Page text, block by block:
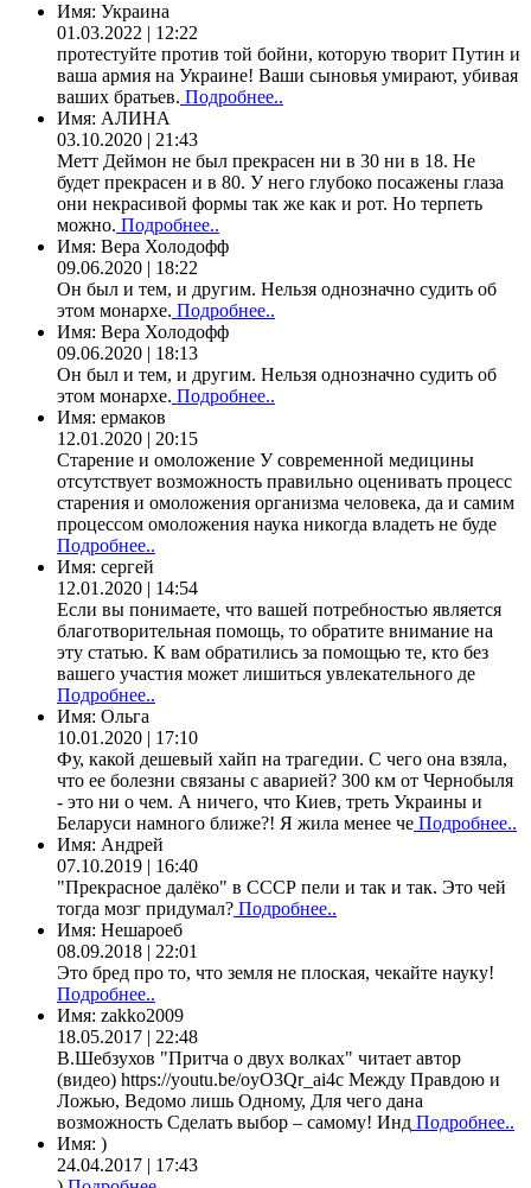
Имя: Украина
01.03.2022 | 12:22
протестуйте против той бойни, которую творит Путин и
ваша армия на Украине! Ваши сыновья умирают, убивая
ваших братьев. Подробнее..
Имя: АЛИНА
03.10.2020 | 21:43
Метт Деймон не был прекрасен ни в 30 ни в 18. Не
будет прекрасен и в 80. У него глубоко посажены глаза
они некрасивой формы так же как и рот. Но терпеть
можно. Подробнее..
Имя: Вера Холодофф
09.06.2020 | 18:22
Он был и тем, и другим. Нельзя однозначно судить об
этом монархе. Подробнее..
Имя: Вера Холодофф
09.06.2020 | 18:13
Он был и тем, и другим. Нельзя однозначно судить об
этом монархе. Подробнее..
Имя: ермаков
12.01.2020 | 20:15
Старение и омоложение У современной медицины
отсутствует возможность правильно оценивать процесс
старения и омоложения организма человека, да и самим
процессом омоложения наука никогда владеть не буде
Подробнее..
Имя: сергей
12.01.2020 | 14:54
Если вы понимаете, что вашей потребностью является
благотворительная помощь, то обратите внимание на
эту статью. К вам обратились за помощью те, кто без
вашего участия может лишиться увлекательного де
Подробнее..
Имя: Ольга
10.01.2020 | 17:10
Фу, какой дешевый хайп на трагедии. С чего она взяла,
что ее болезни связаны с аварией? 300 км от Чернобыля
- это ни о чем. А ничего, что Киев, треть Украины и
Беларуси намного ближе?! Я жила менее че Подробнее..
Имя: Андрей
07.10.2019 | 16:40
"Прекрасное далёко" в СССР пели и так и так. Это чей
тогда мозг придумал? Подробнее..
Имя: Нешароеб
08.09.2018 | 22:01
Это бред про то, что земля не плоская, чекайте науку!
Подробнее..
Имя: zakko2009
18.05.2017 | 22:48
В.Шебзухов "Притча о двух волках" читает автор
(видео) https://youtu.be/oyO3Qr_ai4c Между Правдою и
Ложью, Ведомо лишь Одному, Для чего дана
возможность Сделать выбор – самому! Инд Подробнее..
Имя: )
24.04.2017 | 17:43